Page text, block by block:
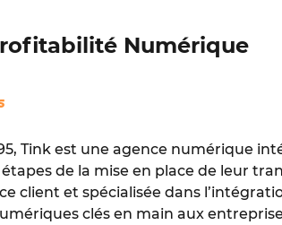
Numérique
Tink est une agence numérique
de la mise en place de leur
client et spécialisée dans
clés en main aux